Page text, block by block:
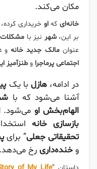
مکان می‌کند.
خانه‌ایکهاو خریداری کرده،
بر این،شهر نیز با
عنوانمالک جدید خانهو
اجتماعی پرماجرا وطنزآمیز
در ادامه،هازل با یک
آشنا می‌شود که با
الهام‌بخش او می‌شود.
بازسازی خانه
تحقیقاتی جعلی” برای
و خنده‌داری رخ می‌دهد.